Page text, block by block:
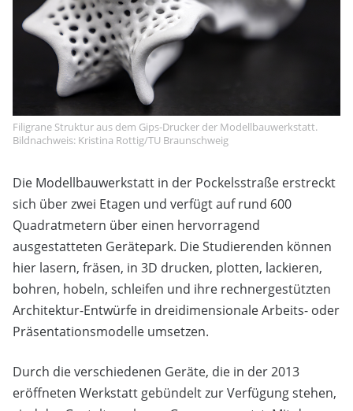
Filigrane Struktur aus dem Gips-Drucker der Modellbauwerkstatt.
Bildnachweis: Kristina Rottig/TU Braunschweig
Die Modellbauwerkstatt in der Pockelsstraße erstreckt
sich über zwei Etagen und verfügt auf rund 600
Quadratmetern über einen hervorragend
ausgestatteten Gerätepark. Die Studierenden können
hier lasern, fräsen, in 3D drucken, plotten, lackieren,
bohren, hobeln, schleifen und ihre rechnergestützten
Architektur-Entwürfe in dreidimensionale Arbeits- oder
Präsentationsmodelle umsetzen.
Durch die verschiedenen Geräte, die in der 2013
eröffneten Werkstatt gebündelt zur Verfügung stehen,